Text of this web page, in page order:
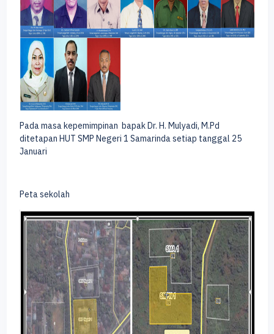
Pada masa kepemimpinan bapak Dr. H. Mulyadi, M.Pd
ditetapan HUT SMP Negeri 1 Samarinda setiap tanggal 25
Januari
Peta sekolah